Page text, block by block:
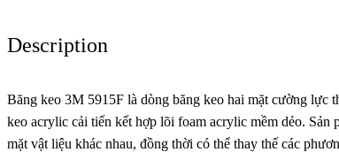
Description
Băng keo 3M 5915F là dòng băng keo hai mặt cường
keo acrylic cải tiến kết hợp lõi foam acrylic mềm dẻo. Sản
mặt vật liệu khác nhau, đồng thời có thể thay thế các